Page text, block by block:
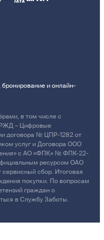
и онлайн-
в том числе с
– Цифровые
договора № ЦПР-1282 от
услуг и Договора ООО
с АО «ФПК» № ФПК-22-
ресурсом ОАО
сбор. Итоговая
покупки. По вопросам
граждан о
в Службу Заботы.